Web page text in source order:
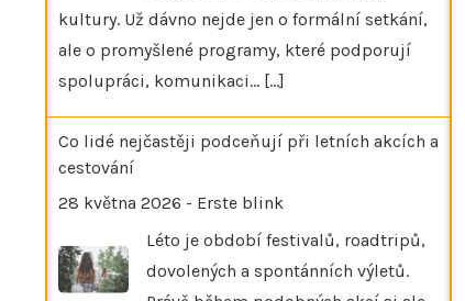
kultury. Už dávno nejde jen o formální setkání,
ale o promyšlené programy, které podporují
spolupráci, komunikaci… [...]
Co lidé nejčastěji podceňují při letních akcích a
cestování
28 května 2026 - Erste blink
Léto je období festivalů, roadtripů,
dovolených a spontánních výletů.